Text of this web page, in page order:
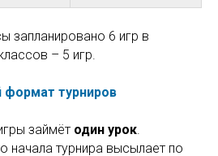
запланировано 6 игр в
– 5 игр.
турниров
займёт один урок.
начала турнира высылает по